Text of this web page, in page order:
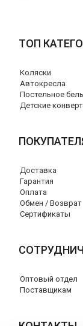
ТОП
Коляски
Автокресла
Постельное
Детские
Доставка
Гарантия
Оплата
Обмен / Возврат
Сертификаты
Оптовый отдел
Поставщикам